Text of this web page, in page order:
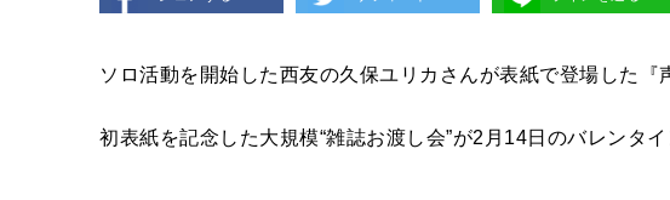
ソロ活動を開始した西友の久保ユリカさんが表紙で登場した『
初表紙を記念した大規模“雑誌お渡し会”が2月14日のバレンタイ